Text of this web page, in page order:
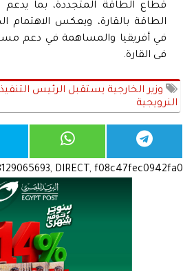
قطاع الطاقة المتجددة، بما
الطاقة بالقارة، ويعكس الاهتمام
في أفريقيا والمساهمة في دعم
فى القارة.
وزير الخارجية يستقبل الرئيس
النرويجية
DIRECT, f08c47fec0942fa0